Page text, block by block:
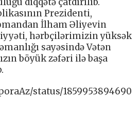
Prezidenti,
İlham Əliyevin
hərbçilərimizin yüksək
sayəsində Vətən
böyük zəfəri ilə başa
status/1859953894690